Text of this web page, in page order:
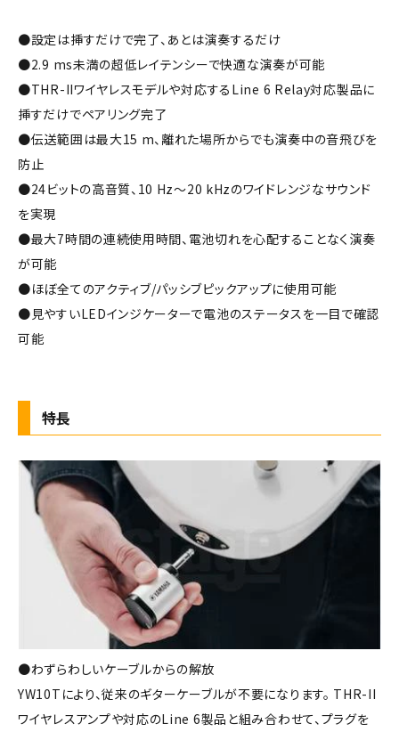
●設定は挿すだけで完了、あとは演奏するだけ
●2.9 ms未満の超低レイテンシーで快適な演奏が可能
●THR-IIワイヤレスモデルや対応するLine 6 Relay対応製品に
挿すだけでペアリング完了
●伝送範囲は最大15 m、離れた場所からでも演奏中の音飛びを
防止
●24ビットの高音質、10 Hz～20 kHzのワイドレンジなサウンド
を実現
●最大7時間の連続使用時間、電池切れを心配することなく演奏
が可能
●ほぼ全てのアクティブ/パッシブピックアップに使用可能
●見やすいLEDインジケーターで電池のステータスを一目で確認
可能
特長
●わずらわしいケーブルからの解放
YW10Tにより、従来のギターケーブルが不要になります。 THR-II
ワイヤレスアンプや対応のLine 6製品と組み合わせて、プラグを